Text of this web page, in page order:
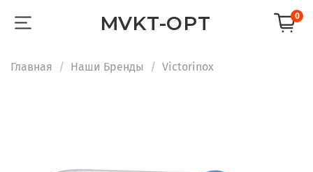
MVKT-OPT 0
Главная Наши Бренды Victorinox